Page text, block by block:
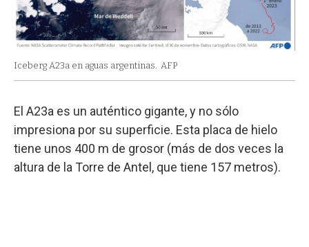
Iceberg A23a en aguas argentinas. AFP
El A23a es un auténtico gigante, y no sólo
impresiona por su superficie. Esta placa de hielo
tiene unos 400 m de grosor (más de dos veces la
altura de la Torre de Antel, que tiene 157 metros).